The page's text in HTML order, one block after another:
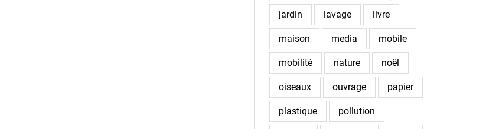
jardin lavage livre
maison media mobile
mobilité nature noël
oiseaux ouvrage papier
plastique pollution